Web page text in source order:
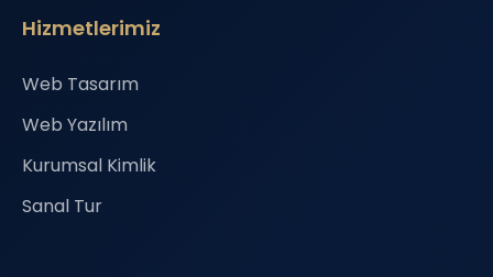
Hizmetlerimiz
Web Tasarım
Web Yazılım
Kurumsal Kimlik
Sanal Tur